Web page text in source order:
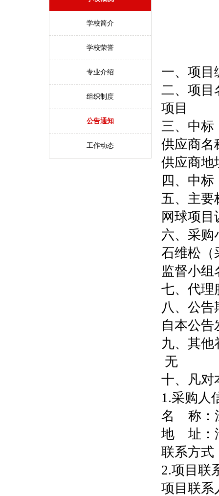
学校简介
学校荣誉
专业介绍
组织制度
公告通知
工作动态
一、项目
二、项目
项目
三、中
供应商名
供应商地
四、中标
五、主要
网球项目
六、采购
石维松（
监督小组
七、代理
八、公告
自本公告
九、其他
无
十、凡对
1.采购人
名 称：
地 址：
联系方式
2.项目联
项目联